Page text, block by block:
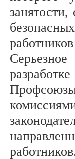
работников.